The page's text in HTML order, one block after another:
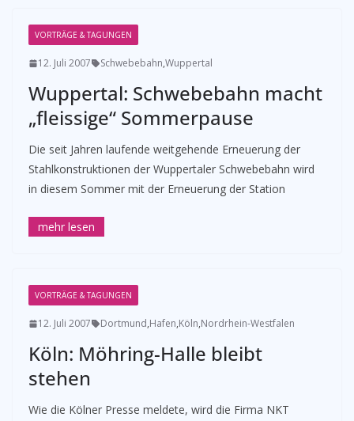
VORTRÄGE & TAGUNGEN
12. Juli 2007 Schwebebahn,Wuppertal
Wuppertal: Schwebebahn macht
„fleissige“ Sommerpause
Die seit Jahren laufende weitgehende Erneuerung der
Stahlkonstruktionen der Wuppertaler Schwebebahn wird
in diesem Sommer mit der Erneuerung der Station
VORTRÄGE & TAGUNGEN
12. Juli 2007 Dortmund,Hafen,Köln,Nordrhein-Westfalen
Köln: Möhring-Halle bleibt
stehen
Wie die Kölner Presse meldete, wird die Firma NKT